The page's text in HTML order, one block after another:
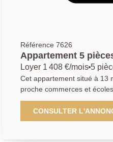
Référence 7626
Appartement 5
Loyer 1 408 €/mois 5
Cet appartement situé à 13
proche commerces et
un séjour double sur grande
une cuisine indépendante
chambres, un dressing, une
CONSULTER